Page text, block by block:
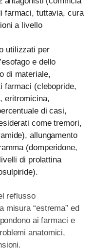
farmaci, tuttavia, cura
a livello
utilizzati per
e dello
di materiale,
farmaci (clebopride,
eritromicina,
di casi,
come tremori,
allungamento
(domperidone,
di prolattina
reflusso
misura “estrema” ed
ai farmaci e
anatomici,